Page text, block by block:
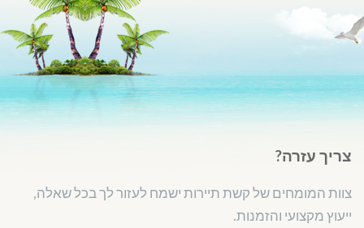
צריך עזרה?
צוות המומחים של קשת תיירות ישמח לעזור לך בכל שאלה,
ייעוץ מקצועי והזמנות.